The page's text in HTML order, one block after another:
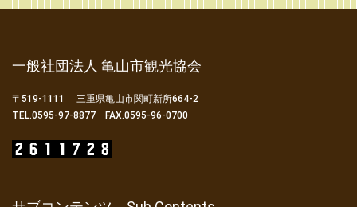
一般社団法人 亀山市観光協会
〒519-1111 三重県亀山市関町新所664-2
TEL.0595-97-8877 FAX.0595-96-0700